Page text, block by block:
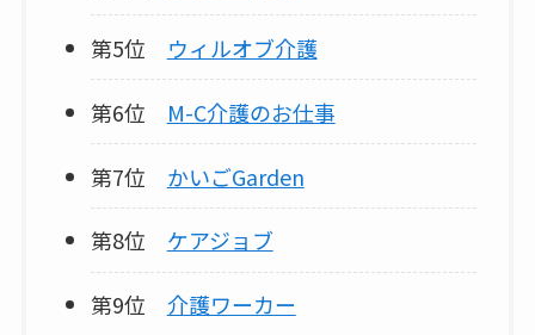
第5位 ウィルオブ介護
第6位 M-C介護のお仕事
第7位 かいごGarden
第8位 ケアジョブ
第9位 介護ワーカー